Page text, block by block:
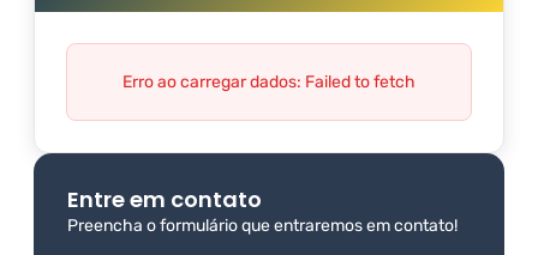
Erro ao carregar dados: Failed to fetch
Entre em contato
Preencha o formulário que entraremos em contato!